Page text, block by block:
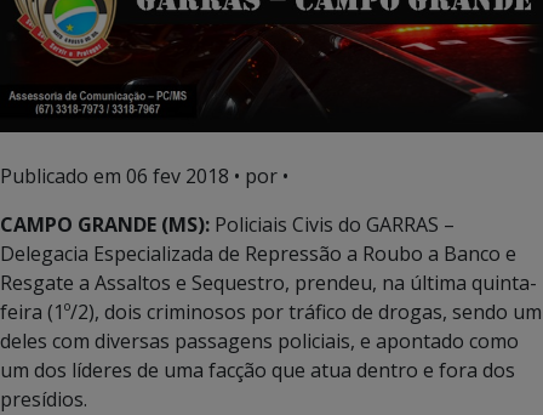
Publicado em 06 fev 2018 • por •
CAMPO GRANDE (MS): Policiais Civis do GARRAS –
Delegacia Especializada de Repressão a Roubo a Banco e
Resgate a Assaltos e Sequestro, prendeu, na última quinta-
feira (1º/2), dois criminosos por tráfico de drogas, sendo um
deles com diversas passagens policiais, e apontado como
um dos líderes de uma facção que atua dentro e fora dos
presídios.